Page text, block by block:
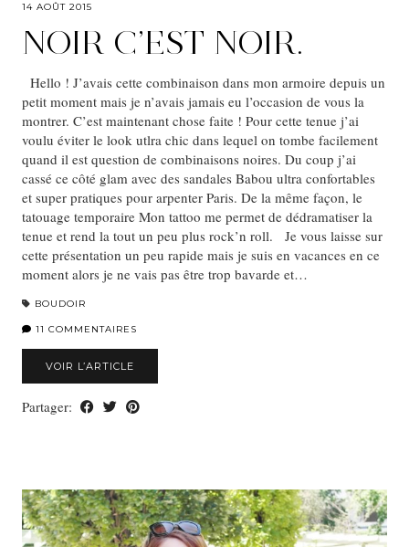
14 AOÛT 2015
NOIR C’EST NOIR.
Hello ! J’avais cette combinaison dans mon armoire depuis un
petit moment mais je n’avais jamais eu l’occasion de vous la
montrer. C’est maintenant chose faite ! Pour cette tenue j’ai
voulu éviter le look utlra chic dans lequel on tombe facilement
quand il est question de combinaisons noires. Du coup j’ai
cassé ce côté glam avec des sandales Babou ultra confortables
et super pratiques pour arpenter Paris. De la même façon, le
tatouage temporaire Mon tattoo me permet de dédramatiser la
tenue et rend la tout un peu plus rock’n roll. Je vous laisse sur
cette présentation un peu rapide mais je suis en vacances en ce
moment alors je ne vais pas être trop bavarde et…
BOUDOIR
11 COMMENTAIRES
VOIR L’ARTICLE
Partager: